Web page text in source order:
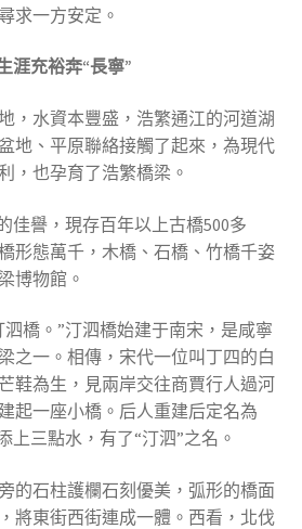
求一方安定。
涯充裕奔“長寧”
，水資本豐盛，浩繁通江的河道湖
地、平原聯絡接觸了起來，為現代
，也孕育了浩繁橋梁。
佳譽，現存百年以上古橋500多
形態萬千，木橋、石橋、竹橋千姿
博物館。
橋。”汀泗橋始建于南宋，是咸寧
之一。相傳，宋代一位叫丁四的白
鞋為生，見兩岸交往商賈行人過河
起一座小橋。后人重建后定名為
上三點水，有了“汀泗”之名。
的石柱護欄石刻優美，弧形的橋面
將東街西街連成一體。西看，北伐